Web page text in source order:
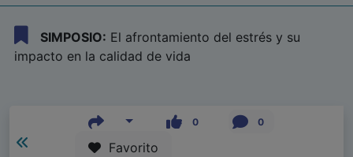
SIMPOSIO: El afrontamiento del estrés y su
impacto en la calidad de vida
0 0
Favorito